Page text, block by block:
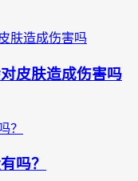
皮肤造成伤害吗
吗？